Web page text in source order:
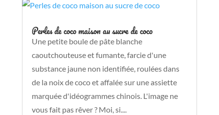
Perles de coco maison au sucre de coco
Une petite boule de pâte blanche
caoutchouteuse et fumante, farcie d'une
substance jaune non identifiée, roulées dans
de la noix de coco et affalée sur une assiette
marquée d'idéogrammes chinois. L'image ne
vous fait pas rêver ? Moi, si....